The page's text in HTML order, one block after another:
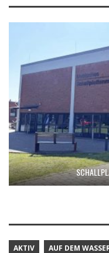
AKTIV AUF DEM